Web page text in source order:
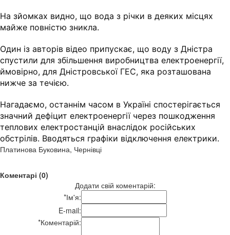
На зйомках видно, що вода з річки в деяких місцях
майже повністю зникла.
Один із авторів відео припускає, що воду з Дністра
спустили для збільшення виробництва електроенергії,
ймовірно, для Дністровської ГЕС, яка розташована
нижче за течією.
Нагадаємо, останнім часом в Україні спостерігається
значний дефіцит електроенергії через пошкодження
теплових електростанцій внаслідок російських
обстрілів. Вводяться графіки відключення електрики.
Платинова Буковина, Чернівці
Коментарі (0)
Додати свій коментарій:
*Ім'я:
E-mail:
*Коментарій: